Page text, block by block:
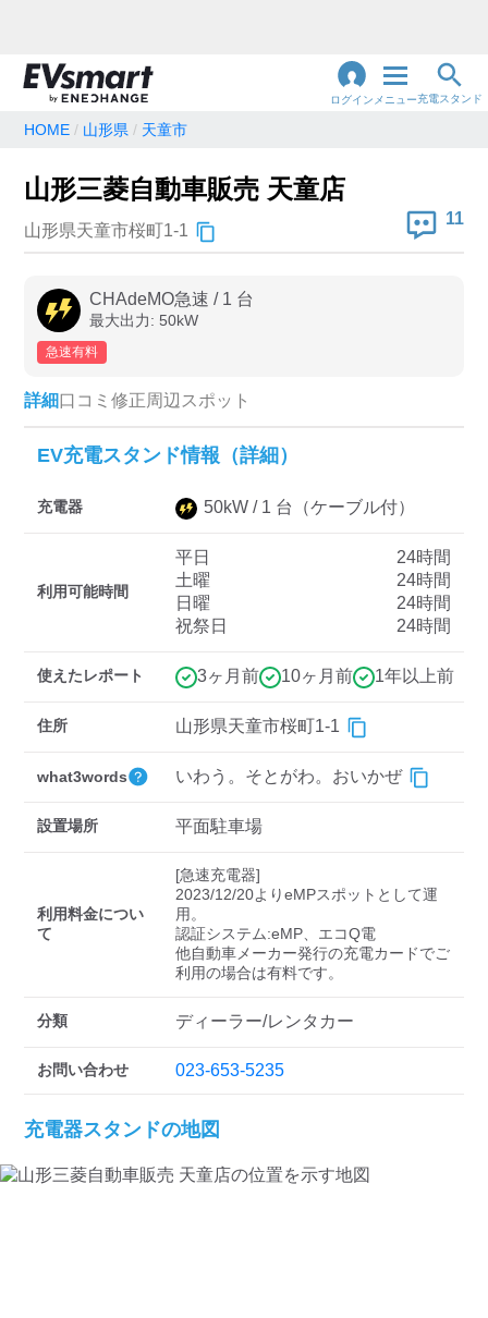
ログイン メニュー充電スタンド
地名・観光スポット・住所で検索
充電器の種類
急速充電器のみ表示
高速道路上のみ表示
認証システム
三菱ディーラーを表示
日産ディーラーを表示
示
充電器の出力
中速-20kW-以上
車種
検索する
HOME 山形県 天童市
山形三菱自動車販売 天童店
山形県天童市桜町1-1
11
CHAdeMO急速 / 1 台
最大出力: 50kW
急速有料
詳細口コミ 修正周辺スポット
EV充電スタンド情報（詳細）
充電器 50kW / 1 台 （ケーブル付）
利用可能時間
平日
24時間
土曜
24時間
日曜
24時間
祝祭日
24時間
使えたレポート 3ヶ月前 10ヶ月前 1年以上前
住所 山形県天童市桜町1-1
what3words いわう。そとがわ。おいかぜ
設置場所 平面駐車場
利用料金につい
て
[急速充電器]
2023/12/20よりeMPスポットとして運
用。
認証システム:eMP、エコQ電
他自動車メーカー発行の充電カードでご
分類 ディーラー/レンタカー
お問い合わせ 023-653-5235
充電器スタンドの地図